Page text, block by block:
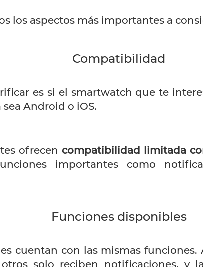
los aspectos más importantes a
Compatibilidad
es si el smartwatch que te
Android o iOS.
ofrecen compatibilidad limitada
importantes como
Funciones disponibles
cuentan con las mismas funciones.
solo reciben notificaciones, y